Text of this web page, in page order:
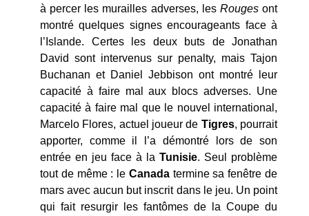
à percer les murailles adverses, les Rougesont
montré quelques signes encourageants face à
l’Islande. Certes les deux buts de Jonathan
David sont intervenus sur penalty, mais Tajon
Buchanan et Daniel Jebbison ont montré leur
capacité à faire mal aux blocs adverses. Une
capacité à faire mal que le nouvel international,
Marcelo Flores, actuel joueur de Tigres, pourrait
apporter, comme il l’a démontré lors de son
entrée en jeu face à la Tunisie. Seul problème
tout de même : le Canadatermine sa fenêtre de
mars avec aucun but inscrit dans le jeu. Un point
qui fait resurgir les fantômes de la Coupe du